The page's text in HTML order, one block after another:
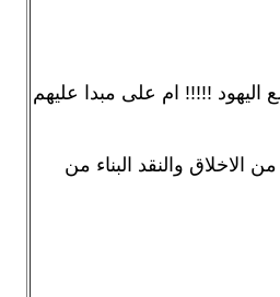
اليهود !!!!! ام على مبدا عليهم
والنقد البناء من